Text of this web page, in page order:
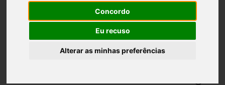
Concordo
Eu recuso
Alterar as minhas preferências